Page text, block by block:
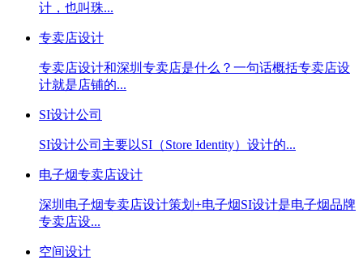
计，也叫珠...
专卖店设计
专卖店设计和深圳专卖店是什么？一句话概括专卖店设
计就是店铺的...
SI设计公司
SI设计公司主要以SI（Store Identity）设计的...
电子烟专卖店设计
深圳电子烟专卖店设计策划+电子烟SI设计是电子烟品牌
专卖店设...
空间设计